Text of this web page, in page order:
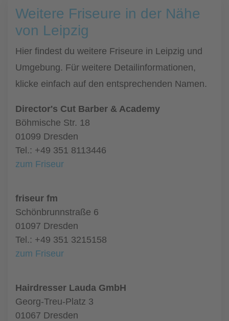
Weitere Friseure in der Nähe
von Leipzig
Hier findest du weitere Friseure in Leipzig und
Umgebung. Für weitere Detailinformationen,
klicke einfach auf den entsprechenden Namen.
Director's Cut Barber & Academy
Böhmische Str. 18
01099 Dresden
Tel.: +49 351 8113446
zum Friseur
friseur fm
Schönbrunnstraße 6
01097 Dresden
Tel.: +49 351 3215158
zum Friseur
Hairdresser Lauda GmbH
Georg-Treu-Platz 3
01067 Dresden